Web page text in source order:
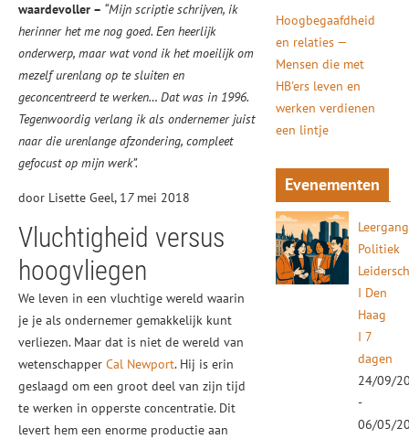
waardevoller – “Mijn scriptie schrijven, ik
herinner het me nog goed. Een heerlijk
onderwerp, maar wat vond ik het moeilijk om
mezelf urenlang op te sluiten en
geconcentreerd te werken… Dat was in 1996.
Tegenwoordig verlang ik als ondernemer juist
naar die urenlange afzondering, compleet
gefocust op mijn werk”.
door Lisette Geel, 17mei 2018
Vluchtigheid versus
hoogvliegen
We leven in een vluchtige wereld waarin
je je als ondernemer gemakkelijk kunt
verliezen. Maar dat is niet de wereld van
wetenschapper Cal Newport. Hij is erin
geslaagd om een groot deel van zijn tijd
te werken in opperste concentratie. Dit
levert hem een enorme productie aan
Hoogbegaafdheid
en relaties —
Mensen die met
HB'ers leven en
werken verdienen
een lintje
Evenementen
Leergang
Politiek
I Den
Haag
I 7
dagen
24/09/
-
06/05/